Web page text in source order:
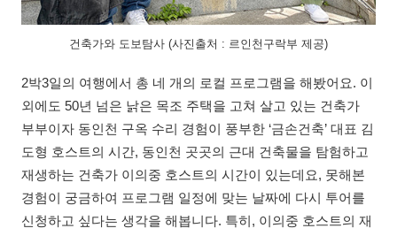
건축가와 도보탐사 (사진출처 : 르인천구락부 제공)
2박3일의 여행에서 총 네 개의 로컬 프로그램을 해봤어요. 이
외에도 50년 넘은 낡은 목조 주택을 고쳐 살고 있는 건축가
부부이자 동인천 구옥 수리 경험이 풍부한 ‘금손건축’ 대표 김
도형 호스트의 시간, 동인천 곳곳의 근대 건축물을 탐험하고
재생하는 건축가 이의중 호스트의 시간이 있는데요, 못해본
경험이 궁금하여 프로그램 일정에 맞는 날짜에 다시 투어를
신청하고 싶다는 생각을 해봅니다. 특히, 이의중 호스트의 재